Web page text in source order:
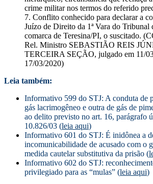
crime militar nos termos do referido
7. Conflito conhecido para declarar a
Juízo de Direito da 1ª Vara do Tribunal
comarca de Teresina/PI, o suscitado.
Rel. Ministro SEBASTIÃO REIS
TERCEIRA SEÇÃO, julgado em 11/
17/03/2020)
Leia também:
Informativo 599 do STJ: A conduta de
gás lacrimogêneo e outra de gás de
ao delito previsto no art. 16, parágrafo
10.826/03 (leia aqui)
Informativo 601 do STJ: É inidônea a
incomunicabilidade de acusado com o
medida cautelar substitutiva da prisão (
Informativo 602 do STJ:
privilegiado para as “mulas” (leia aqui)